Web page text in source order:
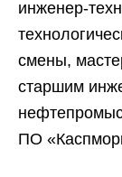
инженер-
смены,
старшим
ПО